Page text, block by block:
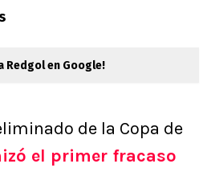
Redgol en Google!
de la Copa de
el primer fracaso